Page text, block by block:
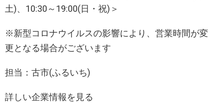
土)、10:30～19:00(日・祝)＞
※新型コロナウイルスの影響により、営業時間が変
更となる場合がございます
担当：古市(ふるいち)
詳しい企業情報を見る